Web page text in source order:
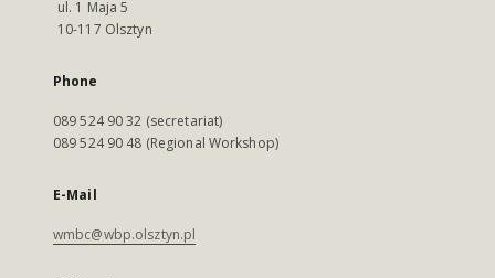
ul. 1 Maja 5
10-117 Olsztyn
Phone
089 524 90 32 (secretariat)
089 524 90 48 (Regional Workshop)
E-Mail
wmbc@wbp.olsztyn.pl